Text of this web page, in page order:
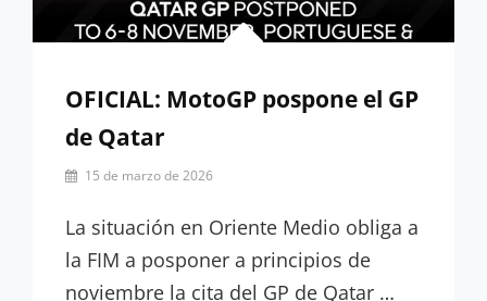
OFICIAL: MotoGP pospone el GP
de Qatar
Por
Lora-
15 de marzo de 2026
La situación en Oriente Medio obliga a
la FIM a posponer a principios de
noviembre la cita del GP de Qatar …